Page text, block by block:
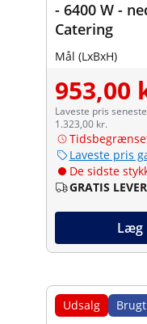
- 6400 W -
Catering
Mål (LxBxH)
953,00
Laveste pris
1.323,00 kr.
Laveste pris
De sidste
GRATIS
Læg
Udsalg Brugt